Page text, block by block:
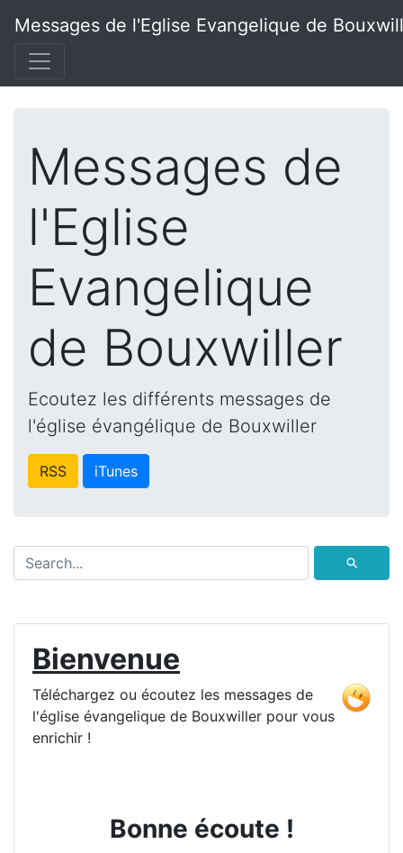
Messages de l'Eglise Evangelique de
Messages de
l'Eglise
Evangelique
de Bouxwiller
Ecoutez les différents messages de
l'église évangélique de Bouxwiller
RSS iTunes
⚲
Bienvenue
Téléchargez ou écoutez les messages de
l'église évangelique de Bouxwiller pour vous
enrichir !
Bonne écoute !